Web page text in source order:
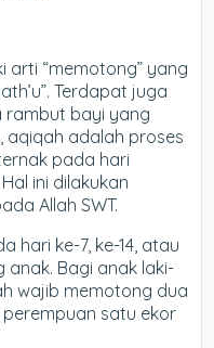
arti “memotong” yang
Terdapat juga
rambut bayi yang
aqiqah adalah proses
pada hari
ini dilakukan
Allah SWT.
hari ke-7, ke-14, atau
anak. Bagi anak laki-
wajib memotong dua
satu ekor